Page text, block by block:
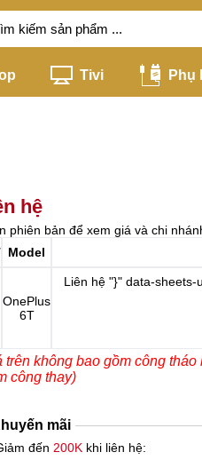
Tivi Phụ
hệ
phiên bản để xem giá và chi
Model
OnePlus
6T
Liên hệ "}" data-sheets-
trên không bao gồm công
công thay)
mãi
đến 200K khi liên hệ: